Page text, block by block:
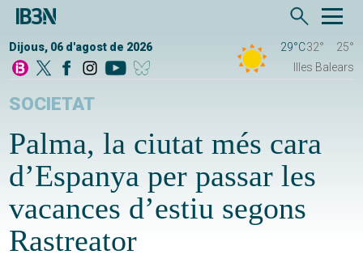
Dijous, 06 d'agost de 2026 29°C32°
25°
Illes Balears
SOCIETAT
Palma, la ciutat més cara
d’Espanya per passar les
vacances d’estiu segons
Rastreator